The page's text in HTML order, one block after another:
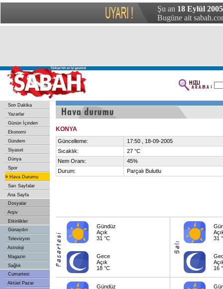
Şu an 18 Eylül
Bugüne ait
Son Dakika
Yazarlar
Günün İçinden
Ekonomi
Gündem
Siyaset
Dünya
Spor
» Hava Durumu
Sarı Sayfalar
Ana Sayfa
Dosyalar
Arşiv
Etkinlikler
Günaydın
Televizyon
Astroloji
Magazin
Sağlık
Cumartesi
Aktüel Pazar
KONYA
Güncelleme:
17:50 , 18-09-2005
Sıcaklık:
27 °C
Nem Oranı:
45%
Durum:
Parçalı Bulutlu
Gündüz
Açık
31 °C
31
Gece
Açık
18 °C
16
Gündüz